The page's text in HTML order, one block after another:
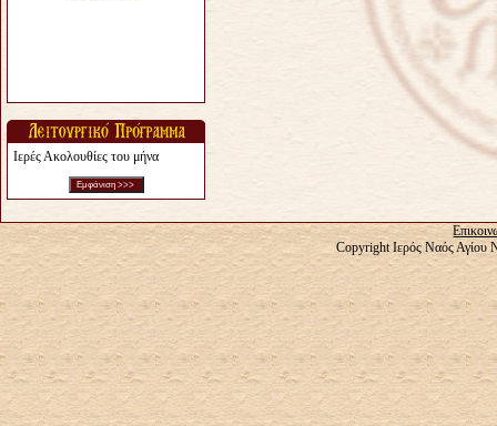
Ιερές Ακολουθίες του μήνα
Copyright Ιερός Ναός Αγίου